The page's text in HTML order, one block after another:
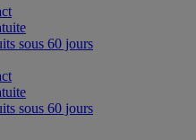
sous 60 jours
sous 60 jours